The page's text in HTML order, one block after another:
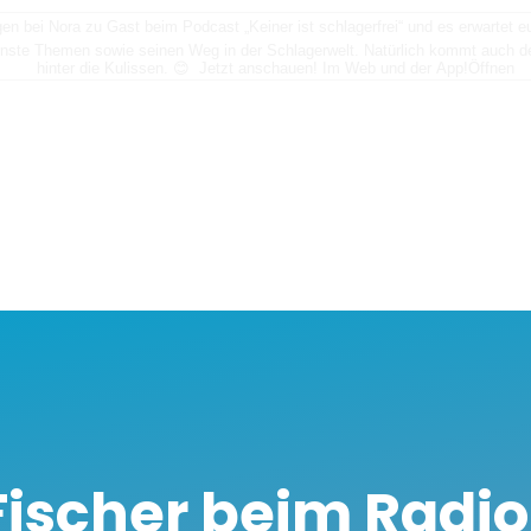
bei Nora zu Gast beim Podcast „Keiner ist schlagerfrei“ und es
Themen sowie seinen Weg in der Schlagerwelt. Natürlich kommt
beim Radio